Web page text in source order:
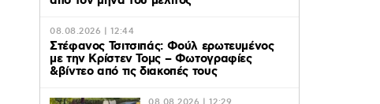
08.08.2026 | 12:44
Στέφανος Τσιτσιπάς: Φούλ ερωτευμένος
με την Κρίστεν Τομς – Φωτογραφίες
&βίντεο από τις διακοπές τους